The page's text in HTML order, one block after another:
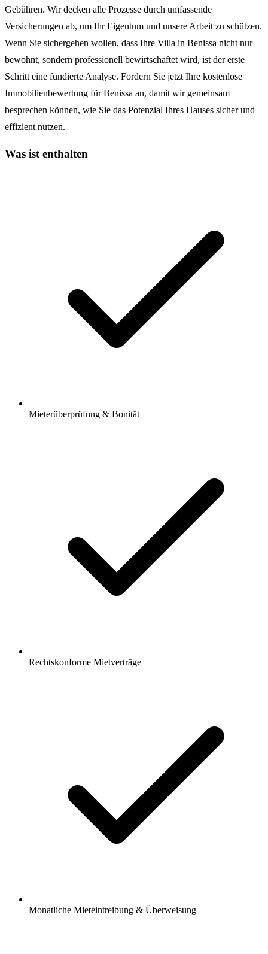
Gebühren. Wir decken alle Prozesse durch umfassende
Versicherungen ab, um Ihr Eigentum und unsere Arbeit zu schützen.
Wenn Sie sichergehen wollen, dass Ihre Villa in Benissa nicht nur
bewohnt, sondern professionell bewirtschaftet wird, ist der erste
Schritt eine fundierte Analyse. Fordern Sie jetzt Ihre kostenlose
Immobilienbewertung für Benissa an, damit wir gemeinsam
besprechen können, wie Sie das Potenzial Ihres Hauses sicher und
effizient nutzen.
Was ist enthalten
Mieterüberprüfung & Bonität
Rechtskonforme Mietverträge
Monatliche Mieteintreibung & Überweisung